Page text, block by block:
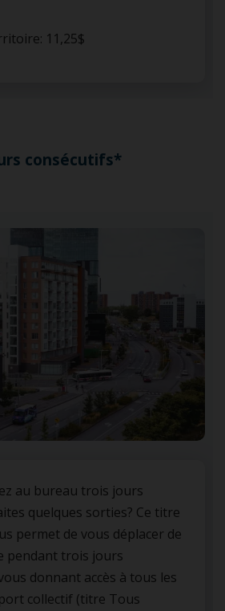
11,25$
consécutifs*
au bureau trois jours
quelques sorties? Ce titre
permet de vous déplacer de
pendant trois jours
donnant accès à tous les
collectif (titre Tous